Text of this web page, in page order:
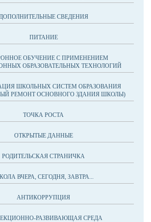
ДОПОЛНИТЕЛЬНЫЕ СВЕДЕНИЯ
ПИТАНИЕ
ОБУЧЕНИЕ С ПРИМЕНЕНИЕМ
ОБРАЗОВАТЕЛЬНЫХ ТЕХНОЛОГИЙ
ШКОЛЬНЫХ СИСТЕМ ОБРАЗОВАНИЯ
РЕМОНТ ОСНОВНОГО ЗДАНИЯ ШКОЛЫ)
ТОЧКА РОСТА
ОТКРЫТЫЕ ДАННЫЕ
РОДИТЕЛЬСКАЯ СТРАНИЧКА
ВЧЕРА, СЕГОДНЯ, ЗАВТРА...
АНТИКОРРУПЦИЯ
РАЗВИВАЮЩАЯ СРЕДА